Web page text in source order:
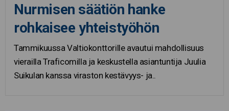
Nurmisen säätiön hanke
rohkaisee yhteistyöhön
Tammikuussa Valtiokonttorille avautui mahdollisuus
vierailla Traficomilla ja keskustella asiantuntija Juulia
Suikulan kanssa viraston kestävyys- ja..